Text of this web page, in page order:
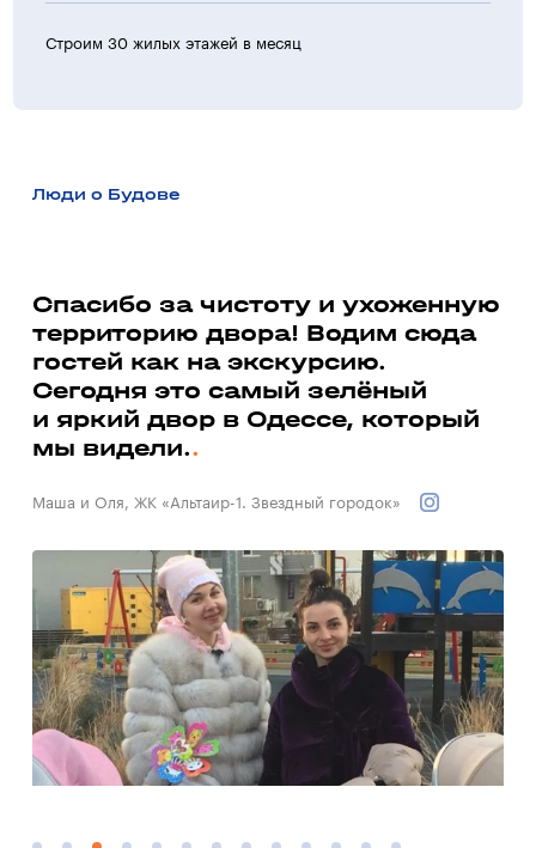
Строим 30 жилых этажей в месяц
Люди о Будове
Спасибо за чистоту и ухоженную
территорию двора! Водим сюда
гостей как на экскурсию.
Сегодня это самый зелёный
и яркий двор в Одессе, который
мы видели.
Маша и Оля, ЖК «Альтаир-1. Звездный городок»